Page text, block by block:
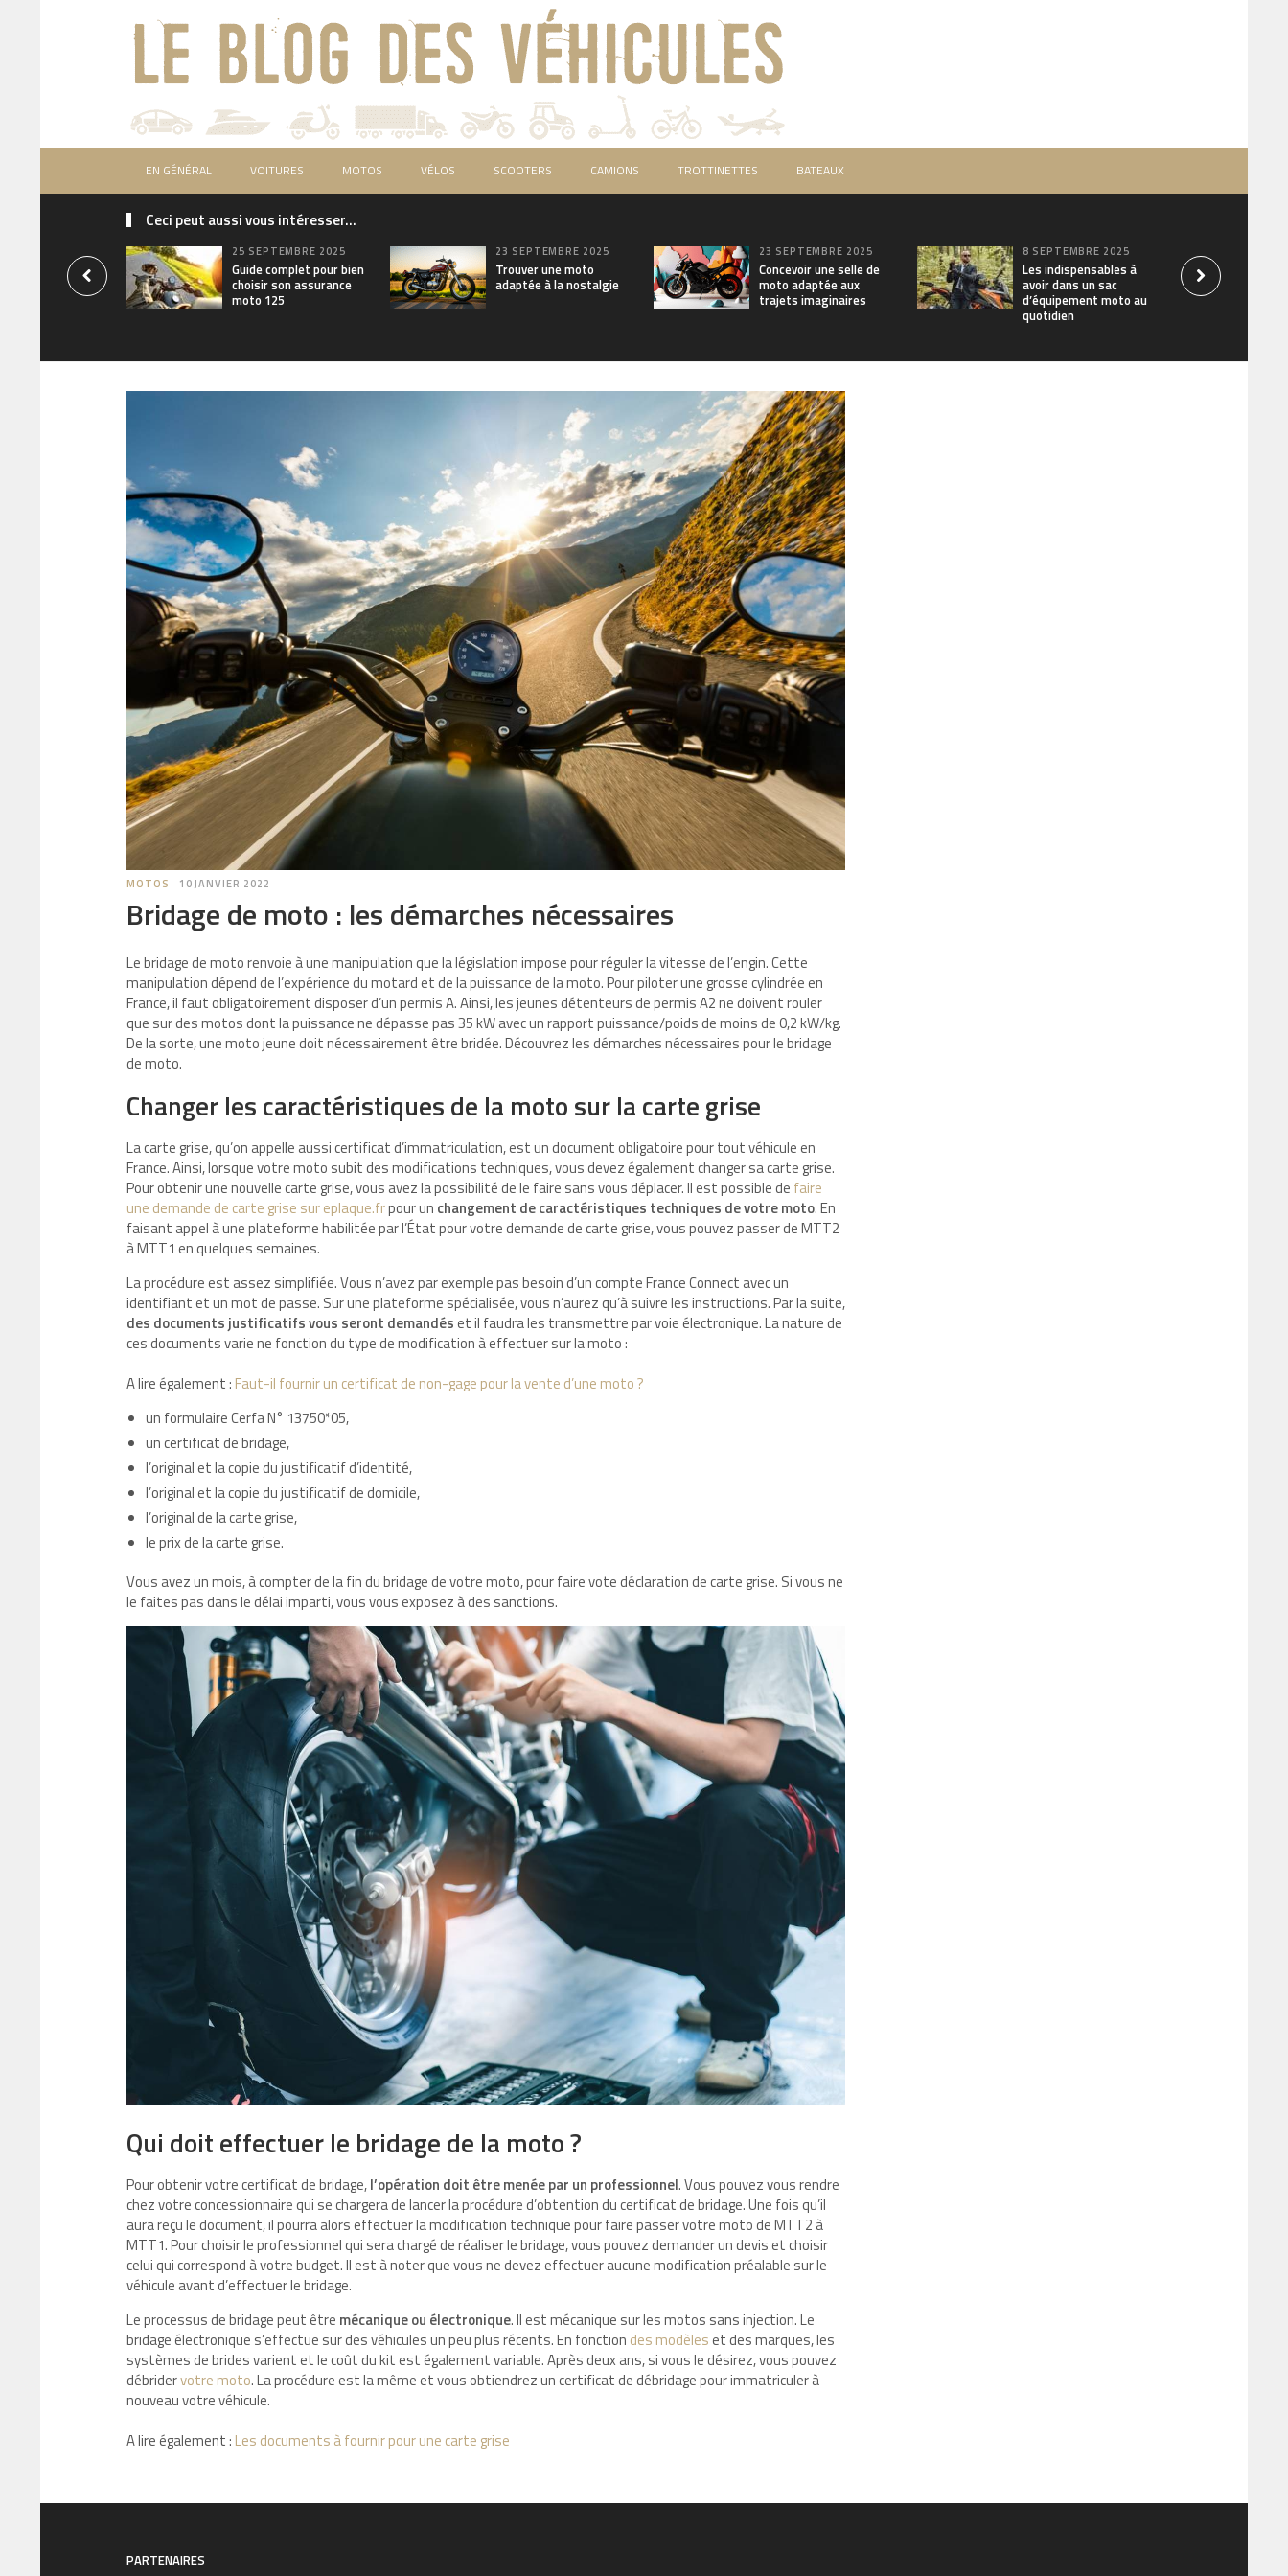
EN GÉNÉRAL VOITURES MOTOS VÉLOS SCOOTERS CAMIONS TROTTINETTES BATEAUX
Ceci peut aussi vous intéresser...
25 SEPTEMBRE 2025
Guide complet pour bien
choisir son assurance
moto 125
23 SEPTEMBRE 2025
Trouver une moto
adaptée à la nostalgie
23 SEPTEMBRE 2025
Concevoir une selle de
moto adaptée aux
trajets imaginaires
8 SEPTEMBRE 2025
Les indispensables à
avoir dans un sac
d’équipement moto au
quotidien
MOTOS 10 JANVIER 2022
Bridage de moto : les démarches nécessaires
Le bridage de moto renvoie à une manipulation que la législation impose pour réguler la vitesse de l’engin. Cette
manipulation dépend de l’expérience du motard et de la puissance de la moto. Pour piloter une grosse cylindrée en
France, il faut obligatoirement disposer d’un permis A. Ainsi, les jeunes détenteurs de permis A2 ne doivent rouler
que sur des motos dont la puissance ne dépasse pas 35 kW avec un rapport puissance/poids de moins de 0,2 kW/kg.
De la sorte, une moto jeune doit nécessairement être bridée. Découvrez les démarches nécessaires pour le bridage
de moto.
Changer les caractéristiques de la moto sur la carte grise
La carte grise, qu’on appelle aussi certificat d’immatriculation, est un document obligatoire pour tout véhicule en
France. Ainsi, lorsque votre moto subit des modifications techniques, vous devez également changer sa carte grise.
Pour obtenir une nouvelle carte grise, vous avez la possibilité de le faire sans vous déplacer. Il est possible de faire
une demande de carte grise sur eplaque.frpour un changement de caractéristiques techniques de votre moto. En
faisant appel à une plateforme habilitée par l’État pour votre demande de carte grise, vous pouvez passer de MTT2
à MTT1 en quelques semaines.
La procédure est assez simplifiée. Vous n’avez par exemple pas besoin d’un compte France Connect avec un
identifiant et un mot de passe. Sur une plateforme spécialisée, vous n’aurez qu’à suivre les instructions. Par la suite,
des documents justificatifs vous seront demandéset il faudra les transmettre par voie électronique. La nature de
ces documents varie ne fonction du type de modification à effectuer sur la moto :
A lire également : Faut-il fournir un certificat de non-gage pour la vente d’une moto ?
un formulaire Cerfa N° 13750*05,
un certificat de bridage,
l’original et la copie du justificatif d’identité,
l’original et la copie du justificatif de domicile,
l’original de la carte grise,
le prix de la carte grise.
Vous avez un mois, à compter de la fin du bridage de votre moto, pour faire vote déclaration de carte grise. Si vous ne
le faites pas dans le délai imparti, vous vous exposez à des sanctions.
Qui doit effectuer le bridage de la moto ?
Pour obtenir votre certificat de bridage,l’opération doit être menée par un professionnel. Vous pouvez vous rendre
chez votre concessionnaire qui se chargera de lancer la procédure d’obtention du certificat de bridage. Une fois qu’il
aura reçu le document, il pourra alors effectuer la modification technique pour faire passer votre moto de MTT2 à
MTT1. Pour choisir le professionnel qui sera chargé de réaliser le bridage, vous pouvez demander un devis et choisir
celui qui correspond à votre budget. Il est à noter que vous ne devez effectuer aucune modification préalable sur le
véhicule avant d’effectuer le bridage.
Le processus de bridage peut être mécanique ou électronique. Il est mécanique sur les motos sans injection. Le
bridage électronique s’effectue sur des véhicules un peu plus récents. En fonction des modèleset des marques, les
systèmes de brides varient et le coût du kit est également variable. Après deux ans, si vous le désirez, vous pouvez
débridervotre moto. La procédure est la même et vous obtiendrez un certificat de débridage pour immatriculer à
nouveau votre véhicule.
A lire également : Les documents à fournir pour une carte grise
PARTENAIRES